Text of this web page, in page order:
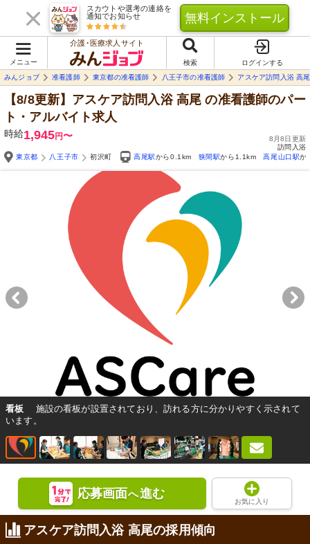
スカウトや選考の連絡を
通知でお知らせ
無料インストール
メニュー
介護･医療求人サイト
検索
ログインする
みんジョブ
准看護師 東京都の准看護師 八王子市の准看護師 アスケア訪問入浴 高尾
【8/8更新】アスケア訪問入浴 高尾 の准看護師のパー
ト・アルバイト求人
時給1,945円〜
8月8日更新
訪問入浴
東京都
八王子市 初沢町 高尾駅から0.1km 狭間駅から1.1km 高尾山口駅か
看板
施設の看板が設置されており、訪れる方に分かりやすく示されて
います。
応募画面へ進む
お気に入り
アスケア訪問入浴 高尾の採用傾向